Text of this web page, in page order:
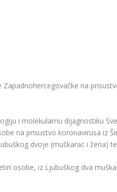
na
i molekularnu dijagnostiku
na prisustvo koronavirusa iz
dvoje (muškarac i žena)
osobe, iz Ljubuškog dva